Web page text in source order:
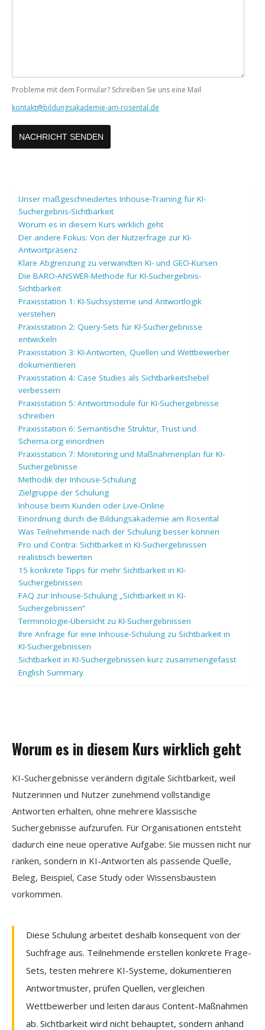
Probleme mit dem Formular? Schreiben Sie uns eine Mail
kontakt@bildungsakademie-am-rosental.de
Unser maßgeschneidertes Inhouse-Training für KI-
Suchergebnis-Sichtbarkeit
Worum es in diesem Kurs wirklich geht
Der andere Fokus: Von der Nutzerfrage zur KI-
Antwortpräsenz
Klare Abgrenzung zu verwandten KI- und GEO-Kursen
Die BARO-ANSWER-Methode für KI-Suchergebnis-
Sichtbarkeit
Praxisstation 1: KI-Suchsysteme und Antwortlogik
verstehen
Praxisstation 2: Query-Sets für KI-Suchergebnisse
entwickeln
Praxisstation 3: KI-Antworten, Quellen und Wettbewerber
dokumentieren
Praxisstation 4: Case Studies als Sichtbarkeitshebel
verbessern
Praxisstation 5: Antwortmodule für KI-Suchergebnisse
schreiben
Praxisstation 6: Semantische Struktur, Trust und
Schema.org einordnen
Praxisstation 7: Monitoring und Maßnahmenplan für KI-
Suchergebnisse
Methodik der Inhouse-Schulung
Zielgruppe der Schulung
Inhouse beim Kunden oder Live-Online
Einordnung durch die Bildungsakademie am Rosental
Was Teilnehmende nach der Schulung besser können
Pro und Contra: Sichtbarkeit in KI-Suchergebnissen
realistisch bewerten
15 konkrete Tipps für mehr Sichtbarkeit in KI-
Suchergebnissen
FAQ zur Inhouse-Schulung „Sichtbarkeit in KI-
Suchergebnissen“
Terminologie-Übersicht zu KI-Suchergebnissen
Ihre Anfrage für eine Inhouse-Schulung zu Sichtbarkeit in
KI-Suchergebnissen
Sichtbarkeit in KI-Suchergebnissen kurz zusammengefasst
English Summary
Worum es in diesem Kurs wirklich geht
KI-Suchergebnisse verändern digitale Sichtbarkeit, weil
Nutzerinnen und Nutzer zunehmend vollständige
Antworten erhalten, ohne mehrere klassische
Suchergebnisse aufzurufen. Für Organisationen entsteht
dadurch eine neue operative Aufgabe: Sie müssen nicht nur
ranken, sondern in KI-Antworten als passende Quelle,
Beleg, Beispiel, Case Study oder Wissensbaustein
vorkommen.
Diese Schulung arbeitet deshalb konsequent von der
Suchfrage aus. Teilnehmende erstellen konkrete Frage-
Sets, testen mehrere KI-Systeme, dokumentieren
Antwortmuster, prüfen Quellen, vergleichen
Wettbewerber und leiten daraus Content-Maßnahmen
ab. Sichtbarkeit wird nicht behauptet, sondern anhand